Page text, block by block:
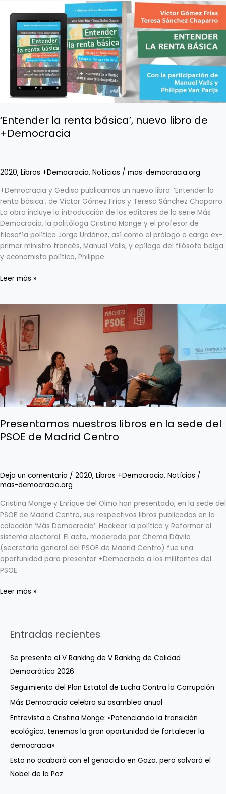
‘Entender la renta básica’, nuevo libro de
+Democracia
2020, Libros +Democracia, Notícias / mas-democracia.org
+Democracia y Gedisa publicamos un nuevo libro: ‘Entender la
renta básica‘, de Víctor Gómez Frías y Teresa Sánchez Chaparro.
La obra incluye la introducción de los editores de la serie Más
Democracia, la politóloga Cristina Monge y el profesor de
filosofía política Jorge Urdánoz, así como el prólogo a cargo ex-
primer ministro francés, Manuel Valls, y epílogo del filósofo belga
y economista político, Philippe
renta
básica’,
nuevo
+Democracia
Leer más »
Presentamos nuestros libros en la sede del
PSOE de Madrid Centro
Deja un comentario / 2020, Libros +Democracia, Notícias /
mas-democracia.org
Cristina Monge y Enrique del Olmo han presentado, en la sede del
PSOE de Madrid Centro, sus respectivos libros publicados en la
colección ‘Más Democracia’: Hackear la política y Reformar el
sistema electoral. El acto, moderado por Chema Dávila
(secretario general del PSOE de Madrid Centro) fue una
oportunidad para presentar +Democracia a los militantes del
PSOE
nuestros
libros
en
la
sede
del
PSOE
de
Madrid
Centro
Leer más »
Entradas recientes
Se presenta el V Ranking de V Ranking de Calidad
Democrática 2026
Seguimiento del Plan Estatal de Lucha Contra la Corrupción
Más Democracia celebra su asamblea anual
Entrevista a Cristina Monge: «Potenciando la transición
ecológica, tenemos la gran oportunidad de fortalecer la
democracia».
Esto no acabará con el genocidio en Gaza, pero salvará el
Nobel de la Paz